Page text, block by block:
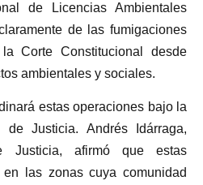
de Licencias Ambientales
de las fumigaciones
Corte Constitucional desde
ambientales y sociales.
estas operaciones bajo la
Justicia. Andrés Idárraga,
Justicia, afirmó que estas
las zonas cuya comunidad